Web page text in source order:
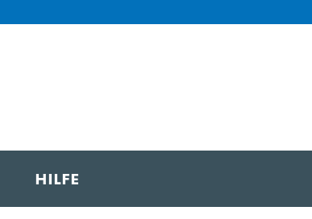
Hilfe